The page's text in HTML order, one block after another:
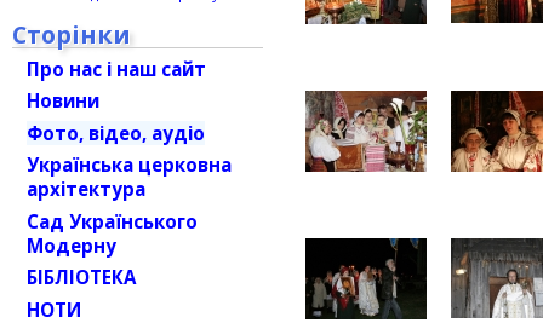
Сторінки
Про нас і наш сайт
Новини
Фото, відео, аудіо
Українська церковна
архітектура
Сад Українського
Модерну
БІБЛІОТЕКА
НОТИ